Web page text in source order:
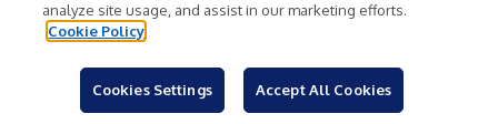
Terms of Use
Legal
analyze site usage, and assist in our marketing efforts.
Cookie Policy
Cookies Settings Accept All Cookies